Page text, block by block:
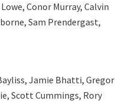
Conor Murray, Calvin
Sam Prendergast,
Jamie Bhatti, Gregor
Scott Cummings, Rory